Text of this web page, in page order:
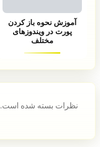
آموزش نحوه باز کردن
پورت در ویندوزهای
مختلف
نظرات بسته شده است.